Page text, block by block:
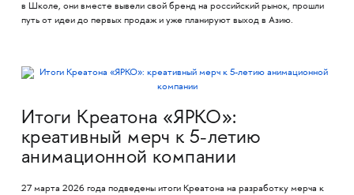
в Школе, они вместе вывели свой бренд на российский рынок, прошли
путь от идеи до первых продаж и уже планируют выход в Азию.
Итоги Креатона «ЯРКО»:
креативный мерч к 5-летию
анимационной компании
27 марта 2026 года подведены итоги Креатона на разработку мерча к